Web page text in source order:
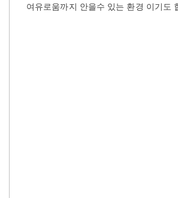
여유로움까지 안을수 있는 환경 이기도